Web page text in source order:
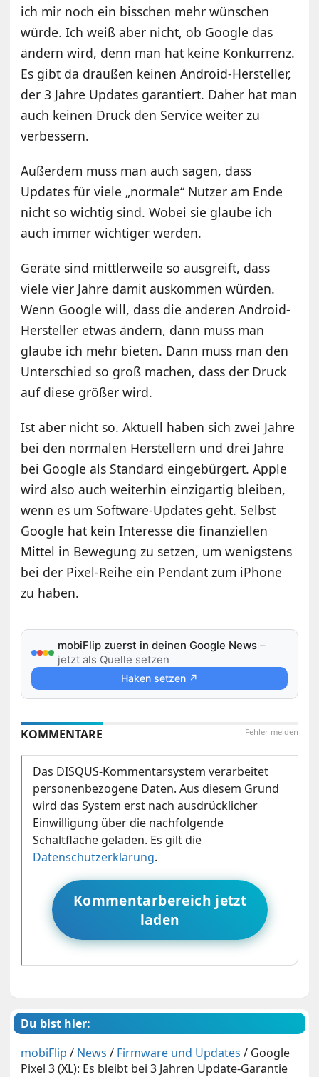
ich mir noch ein bisschen mehr wünschen
würde. Ich weiß aber nicht, ob Google das
ändern wird, denn man hat keine Konkurrenz.
Es gibt da draußen keinen Android-Hersteller,
der 3 Jahre Updates garantiert. Daher hat man
auch keinen Druck den Service weiter zu
verbessern.
Außerdem muss man auch sagen, dass
Updates für viele „normale“ Nutzer am Ende
nicht so wichtig sind. Wobei sie glaube ich
auch immer wichtiger werden.
Geräte sind mittlerweile so ausgreift, dass
viele vier Jahre damit auskommen würden.
Wenn Google will, dass die anderen Android-
Hersteller etwas ändern, dann muss man
glaube ich mehr bieten. Dann muss man den
Unterschied so groß machen, dass der Druck
auf diese größer wird.
Ist aber nicht so. Aktuell haben sich zwei Jahre
bei den normalen Herstellern und drei Jahre
bei Google als Standard eingebürgert. Apple
wird also auch weiterhin einzigartig bleiben,
wenn es um Software-Updates geht. Selbst
Google hat kein Interesse die finanziellen
Mittel in Bewegung zu setzen, um wenigstens
bei der Pixel-Reihe ein Pendant zum iPhone
zu haben.
mobiFlip zuerst in deinen Google News –
jetzt als Quelle setzen
Haken setzen ↗
Fehler melden
KOMMENTARE
Das DISQUS-Kommentarsystem verarbeitet
personenbezogene Daten. Aus diesem Grund
wird das System erst nach ausdrücklicher
Einwilligung über die nachfolgende
Schaltfläche geladen. Es gilt die
Datenschutzerklärung.
Kommentarbereich jetzt
laden
Du bist hier:
mobiFlip / News / Firmware und Updates / Google
Pixel 3 (XL): Es bleibt bei 3 Jahren Update-Garantie